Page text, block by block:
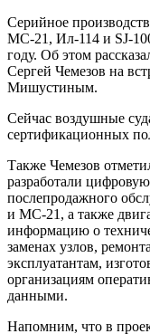
Серийное
МС-21, Ил-114 и SJ-
году. Об этом
Сергей Чемезов на
Мишустиным.
Сейчас воздушные
сертификационных
Также Чемезов
разработали
послепродажного
и МС-21, а также
информацию о
заменах узлов,
эксплуатантам,
организациям
данными.
Напомним, что в